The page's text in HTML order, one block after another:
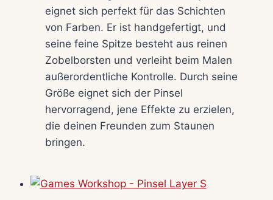
eignet sich perfekt für das Schichten
von Farben. Er ist handgefertigt, und
seine feine Spitze besteht aus reinen
Zobelborsten und verleiht beim Malen
außerordentliche Kontrolle. Durch seine
Größe eignet sich der Pinsel
hervorragend, jene Effekte zu erzielen,
die deinen Freunden zum Staunen
bringen.